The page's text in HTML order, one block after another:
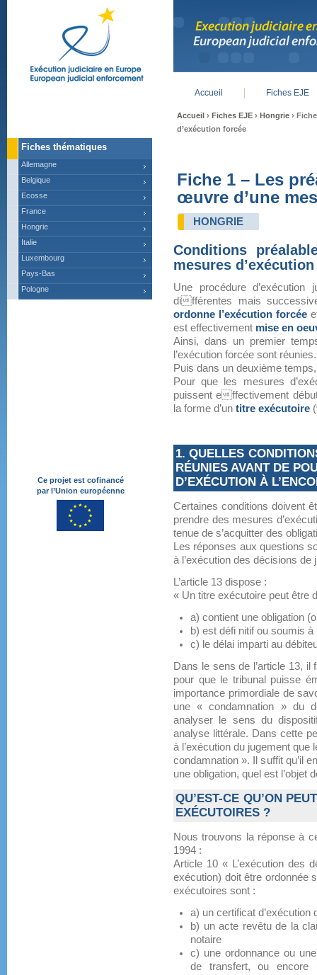
Accueil › Fiches EJE › Hongrie ›
d’exécution forcée
Fiche 1 – Les
œuvre d’une
HONGRIE
Conditions
mesures d’exécution
Une procédure
différentes mais
ordonne l’exécution forcée
est effectivement mise en
Ainsi, dans un premier
l’exécution forcée sont réunies.
Puis dans un deuxième
Pour que les mesures
puissent effectivement
la forme d’un titre exécutoire
1. QUELLES
RÉUNIES AVANT DE
D’EXÉCUTION À
Certaines conditions doivent
prendre des mesures
tenue de s’acquitter des
Les réponses aux questions
à l’exécution des décisions de
L’article 13 dispose :
« Un titre exécutoire peut être
a) contient une obligation
b) est défi nitif ou soumis
c) le délai imparti au
Dans le sens de l’article 13, il
pour que le tribunal puisse
importance primordiale de
une « condamnation » du
analyser le sens du
analyse littérale. Dans cette
à l’exécution du jugement
condamnation ». Il suffit qu’il
une obligation, quel est l’objet
QU’EST-CE QU’ON
EXÉCUTOIRES ?
Nous trouvons la réponse à
1994 :
Article 10 « L’exécution des
exécution) doit être ordonnée
exécutoires sont :
a) un certificat d’exécution
b) un acte revêtu de la
notaire
c) une ordonnance ou
de transfert, ou encore
Accueil Fiches EJE
Fiches thématiques
Allemagne
Belgique
Ecosse
France
Hongrie
Italie
Luxembourg
Pays-Bas
Pologne
Ce projet est cofinancé
par l’Union européenne